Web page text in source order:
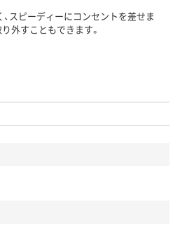
スピーディーにコンセントを差せま
外すこともできます。